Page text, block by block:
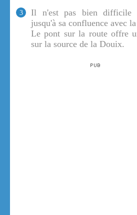
3
Il n'est pas bien difficile
jusqu'à sa confluence avec
Le pont sur la route offre
sur la source de la Douix.